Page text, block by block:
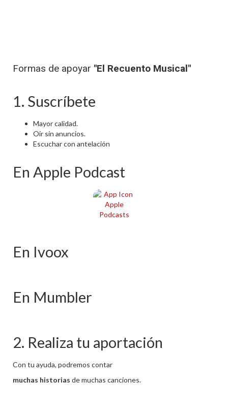
Formas de apoyar "El Recuento Musical"
1. Suscríbete
Mayor calidad.
Oír sin anuncios.
Escuchar con antelación
En Apple Podcast
En Ivoox
En Mumbler
2. Realiza tu aportación
Con tu ayuda, podremos contar
muchas historias de muchas canciones.